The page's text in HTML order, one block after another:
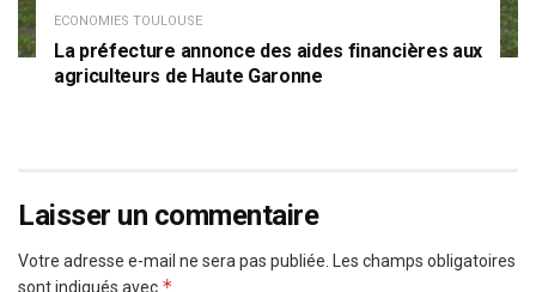
ECONOMIES TOULOUSE
La préfecture annonce des aides financières aux
agriculteurs de Haute Garonne
Laisser un commentaire
Votre adresse e-mail ne sera pas publiée. Les champs obligatoires
sont indiqués avec *